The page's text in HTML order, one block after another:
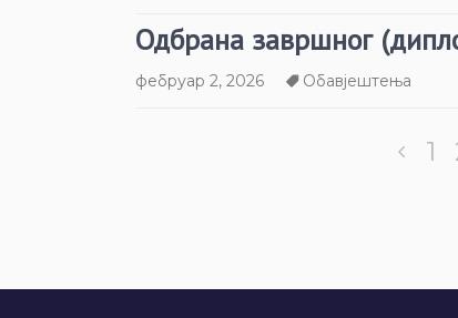
Одбрана завршног
фебруар 2, 2026 Обавјештења
1